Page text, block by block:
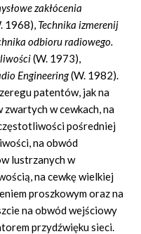
zakłócenia
1968), Technika izmerenij
odbioru radiowego.
(W. 1973),
Engineering(W. 1982).
patentów, jak na
w cewkach, na
pośredniej
na obwód
lustrzanych w
na cewkę wielkiej
proszkowym oraz na
na obwód wejściowy
przydźwięku sieci.